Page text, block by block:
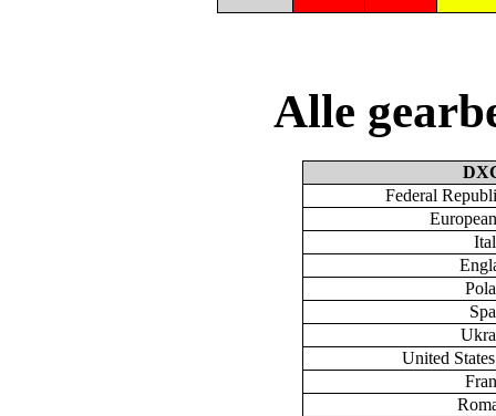
Alle
Federal
United